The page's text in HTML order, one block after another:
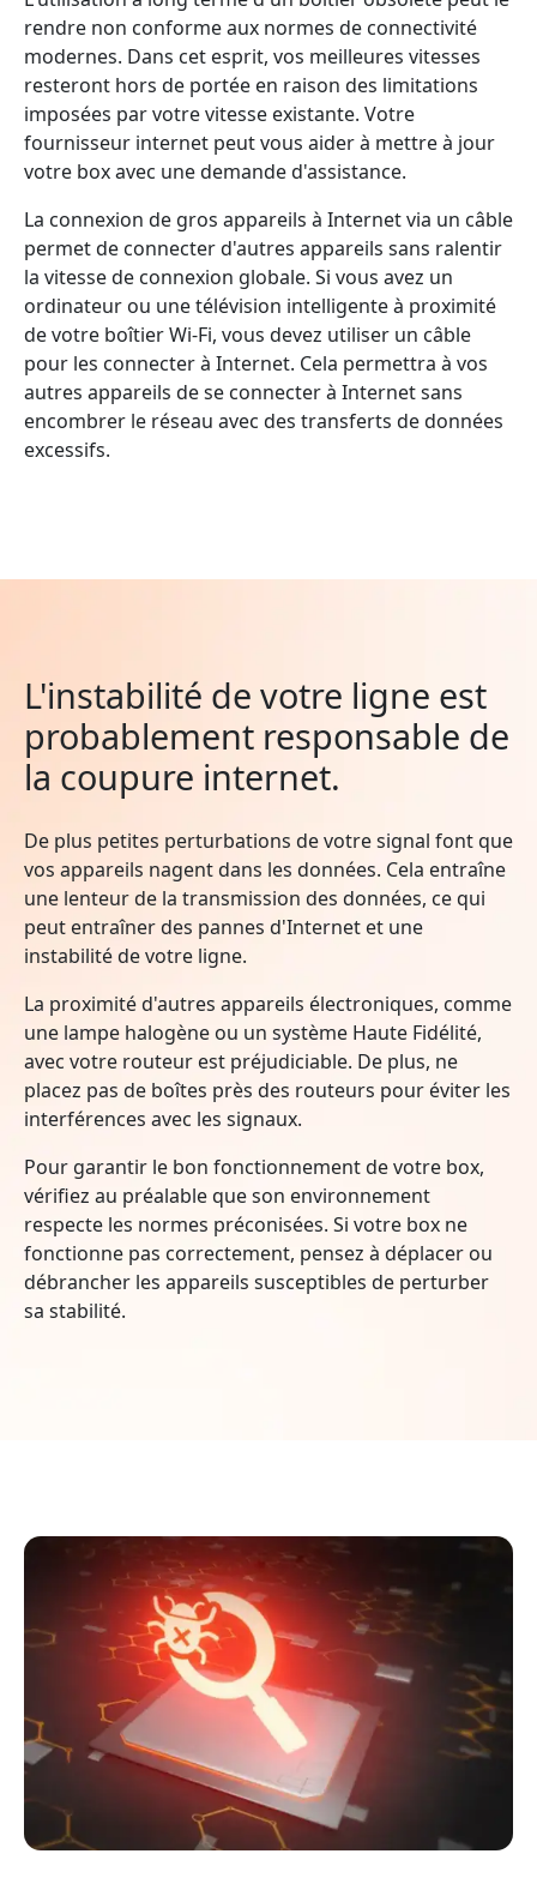
rendre non conforme aux normes de connectivité
modernes. Dans cet esprit, vos meilleures vitesses
resteront hors de portée en raison des limitations
imposées par votre vitesse existante. Votre
fournisseur internet peut vous aider à mettre à jour
votre box avec une demande d'assistance.
La connexion de gros appareils à Internet via un câble
permet de connecter d'autres appareils sans ralentir
la vitesse de connexion globale. Si vous avez un
ordinateur ou une télévision intelligente à proximité
de votre boîtier Wi-Fi, vous devez utiliser un câble
pour les connecter à Internet. Cela permettra à vos
autres appareils de se connecter à Internet sans
encombrer le réseau avec des transferts de données
excessifs.
L'instabilité de votre ligne est
probablement responsable de
la coupure internet.
De plus petites perturbations de votre signal font que
vos appareils nagent dans les données. Cela entraîne
une lenteur de la transmission des données, ce qui
peut entraîner des pannes d'Internet et une
instabilité de votre ligne.
La proximité d'autres appareils électroniques, comme
une lampe halogène ou un système Haute Fidélité,
avec votre routeur est préjudiciable. De plus, ne
placez pas de boîtes près des routeurs pour éviter les
interférences avec les signaux.
Pour garantir le bon fonctionnement de votre box,
vérifiez au préalable que son environnement
respecte les normes préconisées. Si votre box ne
fonctionne pas correctement, pensez à déplacer ou
débrancher les appareils susceptibles de perturber
sa stabilité.